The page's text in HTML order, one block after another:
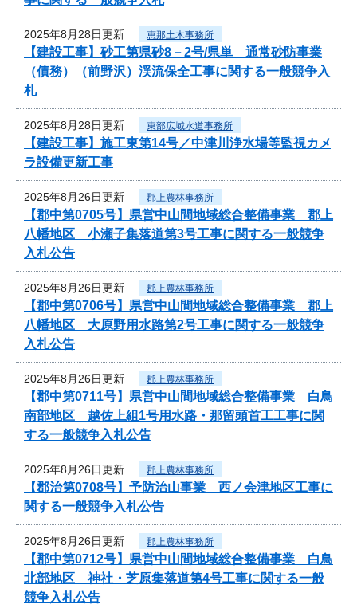
2025年8月28日更新 恵那土木事務所
【建設工事】砂工第県砂8－2号/県単 通常砂防事業
（債務）（前野沢）渓流保全工事に関する一般競争入
札
2025年8月28日更新 東部広域水道事務所
【建設工事】施工東第14号／中津川浄水場等監視カメ
ラ設備更新工事
2025年8月26日更新 郡上農林事務所
【郡中第0705号】県営中山間地域総合整備事業 郡上
八幡地区 小瀬子集落道第3号工事に関する一般競争
入札公告
2025年8月26日更新 郡上農林事務所
【郡中第0706号】県営中山間地域総合整備事業 郡上
八幡地区 大原野用水路第2号工事に関する一般競争
入札公告
2025年8月26日更新 郡上農林事務所
【郡中第0711号】県営中山間地域総合整備事業 白鳥
南部地区 越佐上組1号用水路・那留頭首工工事に関
する一般競争入札公告
2025年8月26日更新 郡上農林事務所
【郡治第0708号】予防治山事業 西ノ会津地区工事に
関する一般競争入札公告
2025年8月26日更新 郡上農林事務所
【郡中第0712号】県営中山間地域総合整備事業 白鳥
北部地区 神社・芝原集落道第4号工事に関する一般
競争入札公告